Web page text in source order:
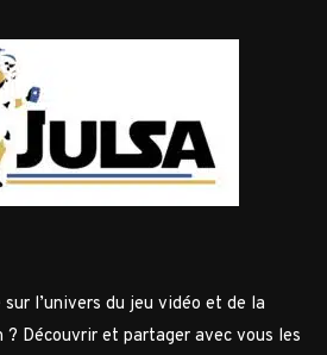
l’univers du jeu vidéo et de la
Découvrir et partager avec vous les